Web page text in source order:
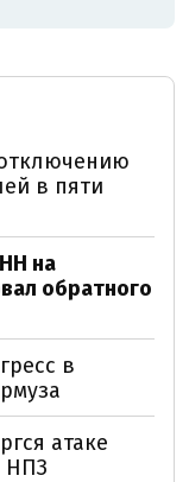
в пяти
на
обратного
в
атаке
НПЗ